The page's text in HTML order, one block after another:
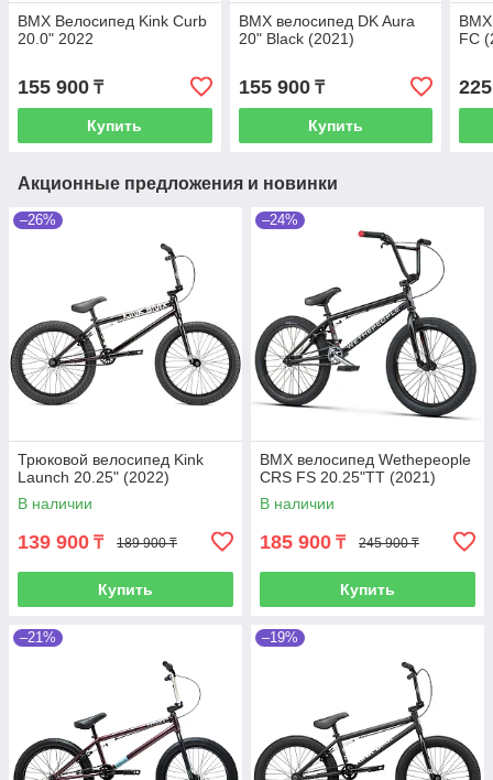
BMX Велосипед Kink Curb
20.0" 2022
155 900 ₸
Купить
BMX велосипед DK Aura
20" Black (2021)
155 900₸
Купить
FC
Акционные предложения и новинки
–26%
Трюковой велосипед Kink
Launch 20.25" (2022)
В наличии
139 900 ₸ 189 900 ₸
Купить
–24%
BMX велосипед Wethepeople
CRS FS 20.25"TT (2021)
В наличии
185 900 ₸ 245 900 ₸
Купить
–21% –19%